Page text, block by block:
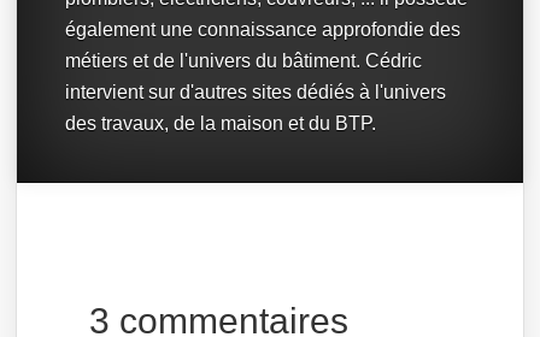
également une connaissance approfondie des
métiers et de l'univers du bâtiment. Cédric
intervient sur d'autres sites dédiés à l'univers
des travaux, de la maison et du BTP.
3 commentaires